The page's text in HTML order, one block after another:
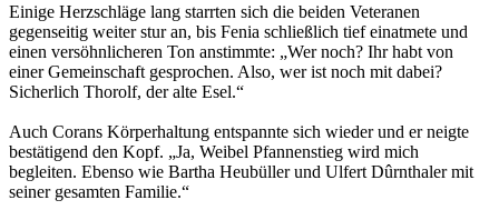
Einige Herzschläge lang starrten sich die beiden Veteranen
gegenseitig weiter stur an, bis Fenia schließlich tief einatmete und
einen versöhnlicheren Ton anstimmte: „Wer noch? Ihr habt von
einer Gemeinschaft gesprochen. Also, wer ist noch mit dabei?
Sicherlich Thorolf, der alte Esel.“
Auch Corans Körperhaltung entspannte sich wieder und er neigte
bestätigend den Kopf. „Ja, Weibel Pfannenstieg wird mich
begleiten. Ebenso wie Bartha Heubüller und Ulfert Dûrnthaler mit
seiner gesamten Familie.“